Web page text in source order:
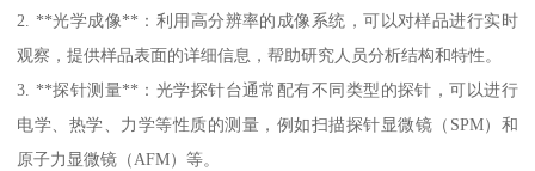
2. **光学成像**：利用高分辨率的成像系统，可以对样品进行实时
观察，提供样品表面的详细信息，帮助研究人员分析结构和特性。
3. **探针测量**：光学探针台通常配有不同类型的探针，可以进行
电学、热学、力学等性质的测量，例如扫描探针显微镜（SPM）和
原子力显微镜（AFM）等。